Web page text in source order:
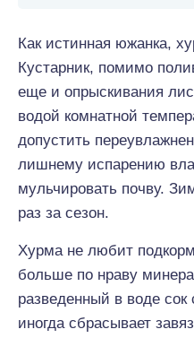
Как истинная южанка,
Кустарник, помимо
еще и опрыскивания
водой комнатной
допустить
лишнему испарению
мульчировать почву.
раз за сезон.
Хурма не любит
больше по нраву
разведенный в воде
иногда сбрасывает